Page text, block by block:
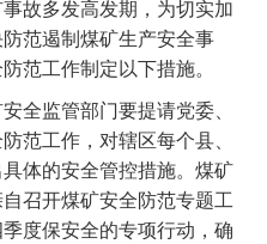
式能源
故多发高发期，为切实加
范遏制煤矿生产安全事
范工作制定以下措施。
全监管部门要提请党委、
范工作，对辖区每个县、
体的安全管控措施。煤矿
召开煤矿安全防范专题工
度保安全的专项行动，确